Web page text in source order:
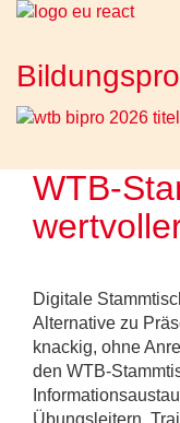
WTB-
Digitale
Alternative zu
knackig, ohne
den WTB-
Übungsleitern,